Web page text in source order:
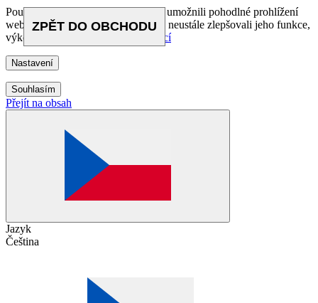
Používáme cookies, abychom Vám umožnili pohodlné prohlížení
webu a díky analýze provozu webu neustále zlepšovali jeho funkce,
výkon a použitelnost.
Více informací
Nastavení
Souhlasím
Přejít na obsah
Jazyk
Čeština
ZPĚT DO OBCHODU
ZPĚT DO OBCHODU